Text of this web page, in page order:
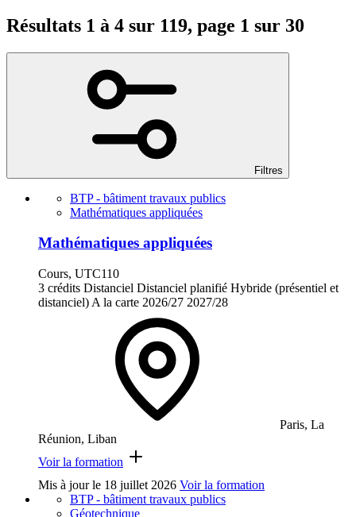
Résultats 1 à 4 sur 119, page 1 sur 30
Filtres
BTP - bâtiment travaux publics
Mathématiques appliquées
Mathématiques appliquées
Cours, UTC110
3 crédits Distanciel Distanciel planifié Hybride (présentiel et
distanciel) A la carte 2026/27 2027/28
Paris, La
Réunion, Liban
Voir la formation
Mis à jour le 18 juillet 2026 Voir la formation
BTP - bâtiment travaux publics
Géotechnique